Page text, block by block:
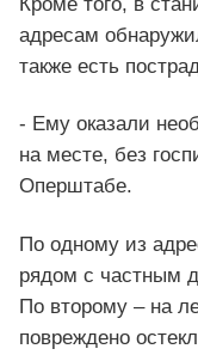
Кроме того, в
адресам
также есть
- Ему оказали
на месте, без
Оперштабе.
По одному из
рядом с частным
По второму – на
повреждено